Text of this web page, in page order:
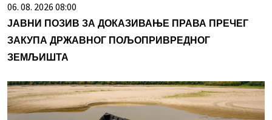
06. 08. 2026 08:00
ЈАВНИ ПОЗИВ ЗА ДОКАЗИВАЊЕ ПРАВА ПРЕЧЕГ
ЗАКУПА ДРЖАВНОГ ПОЉОПРИВРЕДНОГ
ЗЕМЉИШТА